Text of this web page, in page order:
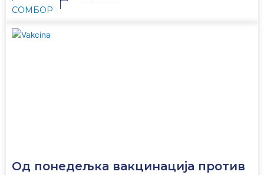
СОМБОР
Од понедељка вакцинација против